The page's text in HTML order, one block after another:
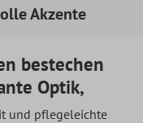
Akzente
bestechen
Optik,
und pflegeleichte